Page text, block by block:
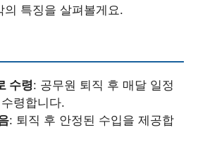
의 특징을 살펴볼게요.
수령: 공무원 퇴직 후 매달 일정
령합니다.
: 퇴직 후 안정된 수입을 제공합